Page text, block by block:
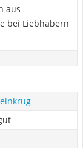
aus
bei Liebhabern